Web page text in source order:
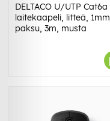
DELTACO U/UTP Cat6a
laitekaapeli, litteä, 1mm
paksu, 3m, musta